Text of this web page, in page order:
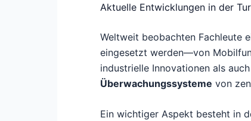
Aktuelle Entwicklungen in der
Weltweit beobachten Fachleute
eingesetzt werden—von
industrielle Innovationen als
Überwachungssysteme von
Ein wichtiger Aspekt besteht in